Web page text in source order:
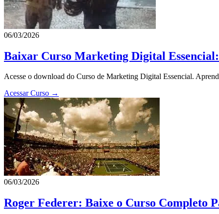
06/03/2026
Baixar Curso Marketing Digital
Acesse o download do Curso de Marketing Digital Essencial.
Acessar Curso →
06/03/2026
Roger Federer: Baixe o Curso Completo